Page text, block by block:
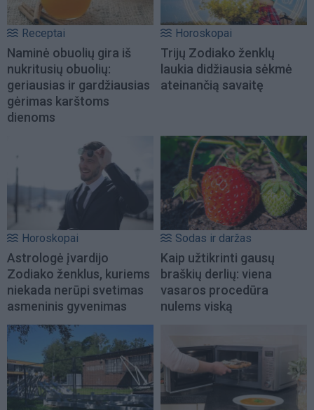
Receptai
Naminė obuolių gira iš
nukritusių obuolių:
geriausias ir gardžiausias
gėrimas karštoms
dienoms
Horoskopai
Trijų Zodiako ženklų
laukia didžiausia sėkmė
ateinančią savaitę
Horoskopai
Astrologė įvardijo
Zodiako ženklus, kuriems
niekada nerūpi svetimas
asmeninis gyvenimas
Sodas ir daržas
Kaip užtikrinti gausų
braškių derlių: viena
vasaros procedūra
nulems viską